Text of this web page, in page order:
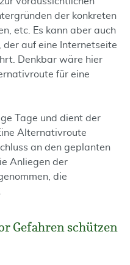
der konkreten
etc. Es kann aber auch
auf eine Internetseite
Denkbar wäre hier
für eine
Tage und dient der
Alternativroute
an den geplanten
Anliegen der
die
Gefahren schützen